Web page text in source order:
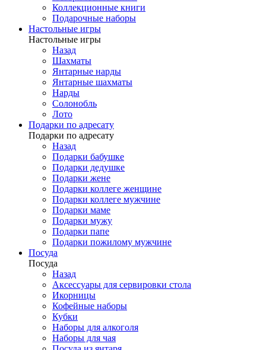
Коллекционные книги
Подарочные наборы
Настольные игры
Настольные игры
Назад
Шахматы
Янтарные нарды
Янтарные шахматы
Нарды
Солонобль
Лото
Подарки по адресату
Подарки по адресату
Назад
Подарки бабушке
Подарки дедушке
Подарки жене
Подарки коллеге женщине
Подарки коллеге мужчине
Подарки маме
Подарки мужу
Подарки папе
Подарки пожилому мужчине
Посуда
Посуда
Назад
Аксессуары для сервировки стола
Икорницы
Кофейные наборы
Кубки
Наборы для алкоголя
Наборы для чая